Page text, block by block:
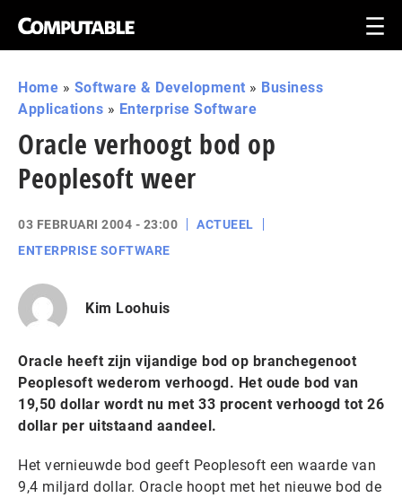
Home » Software & Development » Business
Applications » Enterprise Software
Oracle verhoogt bod op
Peoplesoft weer
03 FEBRUARI 2004 - 23:00
ACTUEEL
ENTERPRISE SOFTWARE
Kim Loohuis
Oracle heeft zijn vijandige bod op branchegenoot
Peoplesoft wederom verhoogd. Het oude bod van
19,50 dollar wordt nu met 33 procent verhoogd tot 26
dollar per uitstaand aandeel.
Het vernieuwde bod geeft Peoplesoft een waarde van
9,4 miljard dollar. Oracle hoopt met het nieuwe bod de